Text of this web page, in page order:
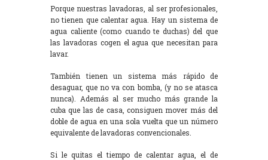
Porque nuestras lavadoras, al ser profesionales,
no tienen que calentar agua. Hay un sistema de
agua caliente (como cuando te duchas) del que
las lavadoras cogen el agua que necesitan para
lavar.
También tienen un sistema más rápido de
desaguar, que no va con bomba, (y no se atasca
nunca). Además al ser mucho más grande la
cuba que las de casa, consiguen mover más del
doble de agua en una sola vuelta que un número
equivalente de lavadoras convencionales.
Si le quitas el tiempo de calentar agua, el de